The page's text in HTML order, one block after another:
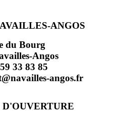
ANGOS
du Bourg
Angos
33 83 85
angos.fr